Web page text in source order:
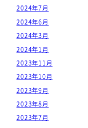
2024年7月
2024年6月
2024年3月
2024年1月
2023年11月
2023年10月
2023年9月
2023年8月
2023年7月